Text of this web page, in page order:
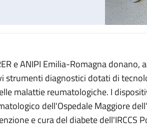
arrivano dispositivi diagnostici
e ANIPI Emilia-Romagna donano,
strumenti diagnostici dotati di
malattie reumatologiche. I
dell'Ospedale Maggiore
e cura del diabete dell'IRCCS